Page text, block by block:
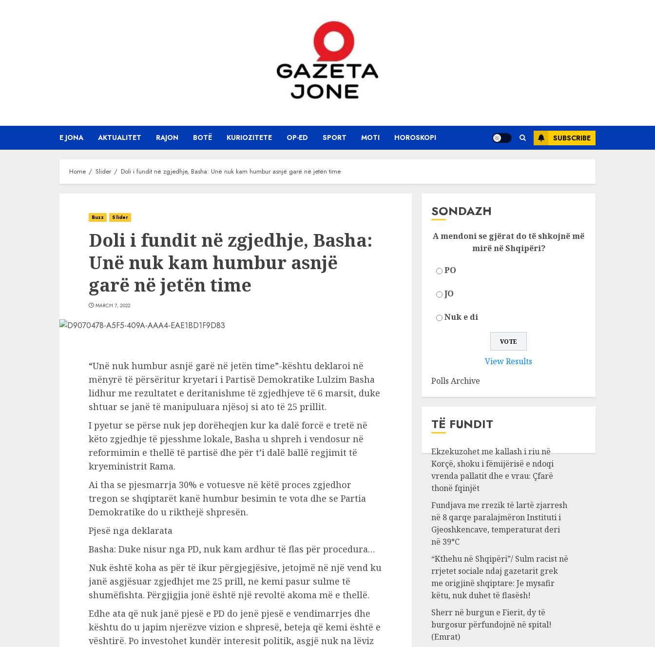
E JONA AKTUALITET RAJON BOTË KURIOZITETE OP-ED SPORT MOTI HOROSKOPI SUBSCRIBE
Home Slider Doli i fundit në zgjedhje, Basha: Unë nuk kam humbur asnjë garë në jetën time
Buzz Slider
Doli i fundit në zgjedhje, Basha:
Unë nuk kam humbur asnjë
garë në jetën time
MARCH 7, 2022
“Unë nuk humbur asnjë garë në jetën time”-kështu deklaroi në
mënyrë të përsëritur kryetari i Partisë Demokratike Lulzim Basha
lidhur me rezultatet e deritanishme të zgjedhjeve të 6 marsit, duke
shtuar se janë të manipuluara njësoj si ato të 25 prillit.
I pyetur se përse nuk jep dorëheqjen kur ka dalë forcë e tretë në
këto zgjedhje të pjesshme lokale, Basha u shpreh i vendosur në
reformimin e thellë të partisë dhe për t’i dalë ballë regjimit të
kryeministrit Rama.
Ai tha se pjesmarrja 30% e votuesve në këtë proces zgjedhor
tregon se shqiptarët kanë humbur besimin te vota dhe se Partia
Demokratike do u rikthejë shpresën.
Pjesë nga deklarata
Basha: Duke nisur nga PD, nuk kam ardhur të flas për procedura…
Nuk është koha as për të ikur përgjegjësive, jetojmë në një vend ku
janë asgjësuar zgjedhjet me 25 prill, ne kemi pasur sulme të
shumëfishta. Përgjigjia jonë është një revoltë akoma më e thellë.
Edhe ata që nuk janë pjesë e PD do jenë pjesë e vendimarrjes dhe
kështu do u japim njerëzve vizion e shpresë, beteja që kemi është e
vështirë. Po investohet kundër interesit politik, asgjë nuk na lëviz
SONDAZH
A mendoni se gjërat do të shkojnë më
mirë në Shqipëri?
PO
JO
Nuk e di
View Results
Polls Archive
TË FUNDIT
Ekzekuzohet me kallash i riu në
Korçë, shoku i fëmijërisë e ndoqi
vrenda pallatit dhe e vrau: Çfarë
thonë fqinjët
Fundjava me rrezik të lartë zjarresh
në 8 qarqe paralajmëron Instituti i
Gjeoshkencave, temperaturat deri
në 39°C
“Kthehu në Shqipëri”/ Sulm racist në
rrjetet sociale ndaj gazetarit grek
me origjinë shqiptare: Je mysafir
këtu, nuk duhet të flasësh!
Sherr në burgun e Fierit, dy të
burgosur përfundojnë në spital!
(Emrat)